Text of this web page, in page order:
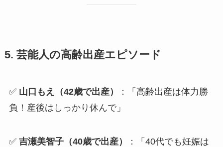
5. 芸能人の高齢出産エピソード
✅ 山口もえ（42歳で出産）
：「高齢出産は体力勝
負！産後はしっかり休んで」
✅ 吉瀬美智子（40歳で出産）
：「40代でも妊娠は